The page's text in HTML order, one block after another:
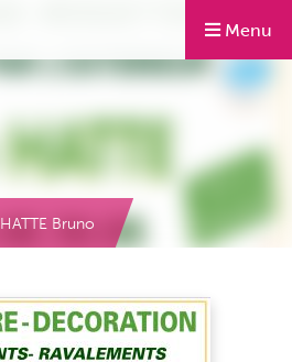
Menu
HATTE Bruno